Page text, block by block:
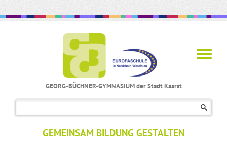
GEORG-BÜCHNER-GYMNASIUM der Stadt Kaarst
GEMEINSAM BILDUNG GESTALTEN